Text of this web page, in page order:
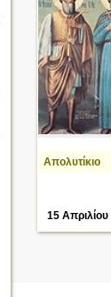
Απολυτίκιο
15